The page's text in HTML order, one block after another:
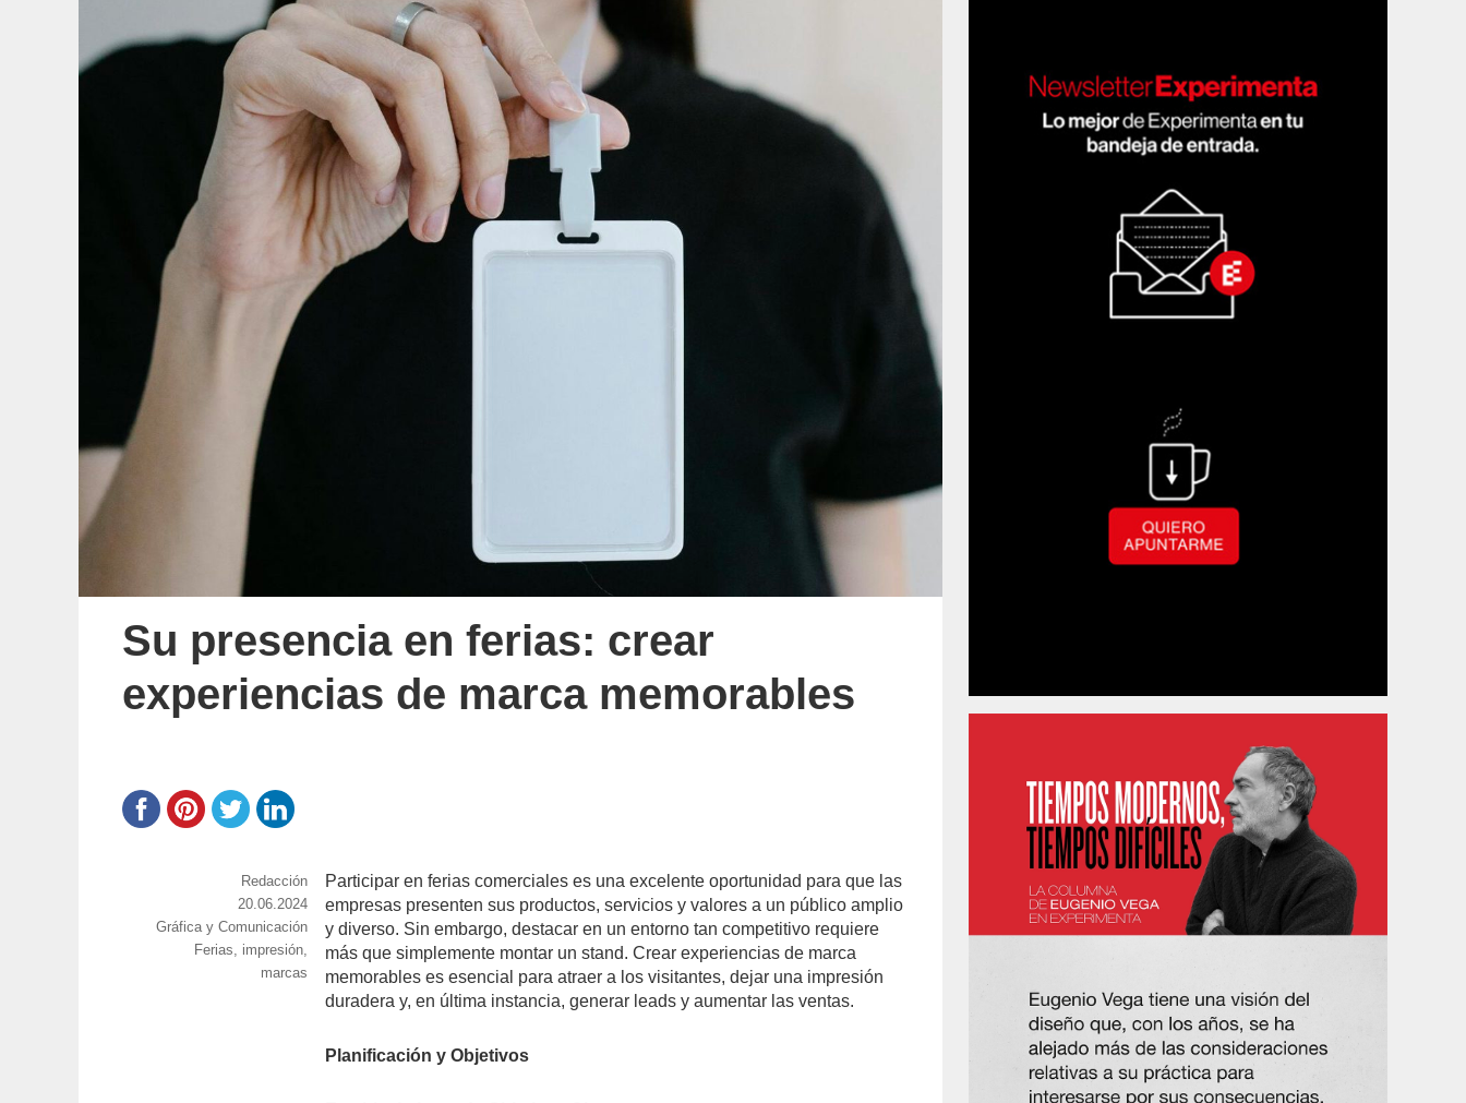
Su presencia en ferias: crear
experiencias de marca memorables
Participar en ferias comerciales es una excelente oportunidad para que las
empresas presenten sus productos, servicios y valores a un público amplio
y diverso. Sin embargo, destacar en un entorno tan competitivo requiere
más que simplemente montar un stand. Crear experiencias de marca
memorables es esencial para atraer a los visitantes, dejar una impresión
duradera y, en última instancia, generar leads y aumentar las ventas.
Planificación y Objetivos
https://www.experimenta.es/author/redaccion/
Redacción
Publicado
el
20.06.2024
Categorías
Gráfica y Comunicación
Etiquetas
Ferias, impresión,
marcas